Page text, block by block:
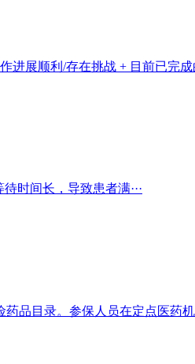
展顺利/存在挑战 + 目前已完成
时间长，导致患者满···
品目录。参保人员在定点医药机